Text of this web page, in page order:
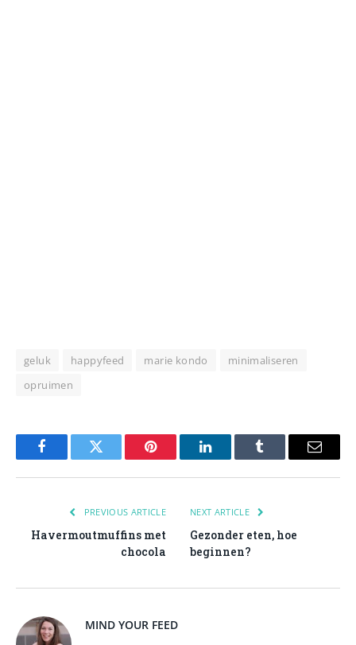
geluk happyfeed marie kondo
minimaliseren
opruimen
FacebookTwitter Pinterest LinkedInTumblr Email
PREVIOUS ARTICLE
Havermoutmuffins met
chocola
NEXT ARTICLE
Gezonder eten, hoe
beginnen?
MIND YOUR FEED